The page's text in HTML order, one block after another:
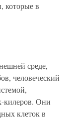
которые в
среде,
человеческий
килеров. Они
клеток в